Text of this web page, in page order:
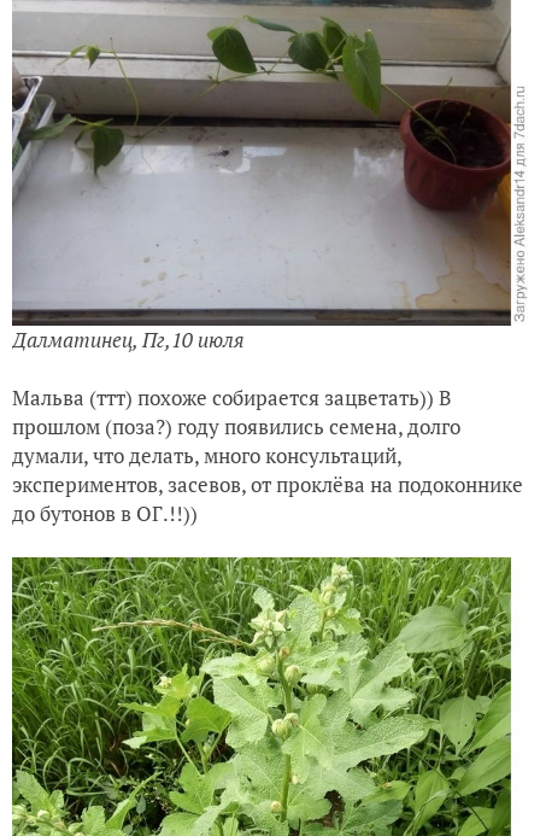
Далматинец, Пг,10 июля
Мальва (ттт) похоже собирается зацветать)) В
прошлом (поза?) году появились семена, долго
думали, что делать, много консультаций,
экспериментов, засевов, от проклёва на подоконнике
до бутонов в ОГ.!!))